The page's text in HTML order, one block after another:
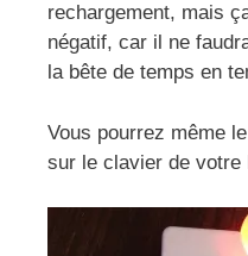
rechargement, mais
négatif, car il ne
la bête de temps en
Vous pourrez même
sur le clavier de votre